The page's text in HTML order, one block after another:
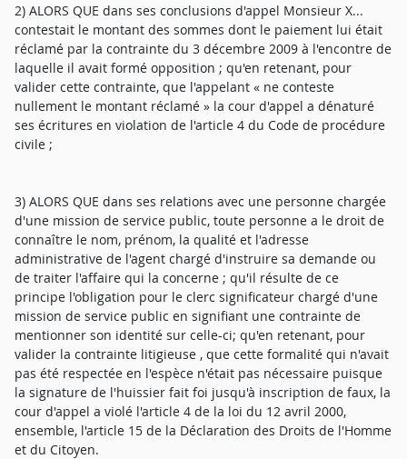
2) ALORS QUE dans ses conclusions d'appel Monsieur X...
contestait le montant des sommes dont le paiement lui était
réclamé par la contrainte du 3 décembre 2009 à l'encontre de
laquelle il avait formé opposition ; qu'en retenant, pour
valider cette contrainte, que l'appelant « ne conteste
nullement le montant réclamé » la cour d'appel a dénaturé
ses écritures en violation de l'article 4 du Code de procédure
civile ;
3) ALORS QUE dans ses relations avec une personne chargée
d'une mission de service public, toute personne a le droit de
connaître le nom, prénom, la qualité et l'adresse
administrative de l'agent chargé d'instruire sa demande ou
de traiter l'affaire qui la concerne ; qu'il résulte de ce
principe l'obligation pour le clerc significateur chargé d'une
mission de service public en signifiant une contrainte de
mentionner son identité sur celle-ci; qu'en retenant, pour
valider la contrainte litigieuse , que cette formalité qui n'avait
pas été respectée en l'espèce n'était pas nécessaire puisque
la signature de l'huissier fait foi jusqu'à inscription de faux, la
cour d'appel a violé l'article 4 de la loi du 12 avril 2000,
ensemble, l'article 15 de la Déclaration des Droits de l'Homme
et du Citoyen.